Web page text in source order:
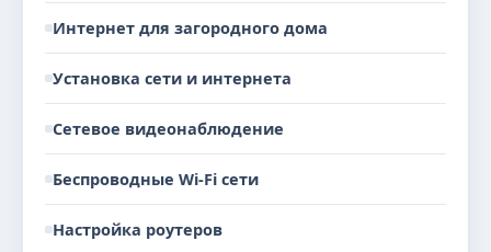
Интернет для загородного дома
Установка сети и интернета
Сетевое видеонаблюдение
Беспроводные Wi-Fi сети
Настройка роутеров